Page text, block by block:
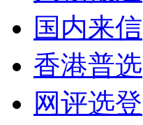
国内来信
香港普选
网评选登